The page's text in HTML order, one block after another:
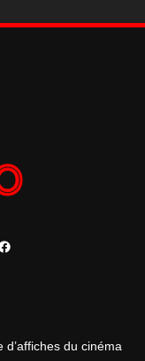
d’affiches du cinéma